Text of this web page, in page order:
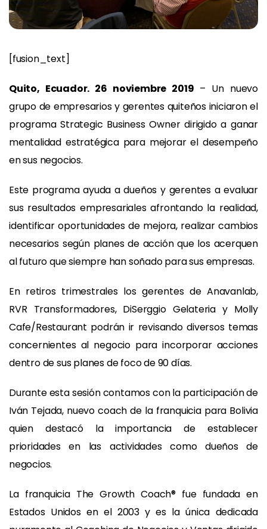
[fusion_text]
Quito, Ecuador. 26 noviembre 2019 – Un nuevo
grupo de empresarios y gerentes quiteños iniciaron el
programa Strategic Business Owner dirigido a ganar
mentalidad estratégica para mejorar el desempeño
en sus negocios.
Este programa ayuda a dueños y gerentes a evaluar
sus resultados empresariales afrontando la realidad,
identificar oportunidades de mejora, realizar cambios
necesarios según planes de acción que los acerquen
al futuro que siempre han soñado para sus empresas.
En retiros trimestrales los gerentes de Anavanlab,
RVR Transformadores, DiSerggio Gelateria y Molly
Cafe/Restaurant podrán ir revisando diversos temas
concernientes al negocio para incorporar acciones
dentro de sus planes de foco de 90 días.
Durante esta sesión contamos con la participación de
Iván Tejada, nuevo coach de la franquicia para Bolivia
quien destacó la importancia de establecer
prioridades en las actividades como dueños de
negocios.
La franquicia The Growth Coach® fue fundada en
Estados Unidos en el 2003 y es la única dedicada